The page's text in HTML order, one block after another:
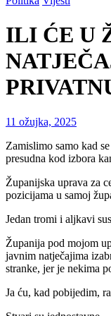
ILI ĆE U
11 ožujka, 2025
Zamislimo samo kad
presudna kod izbora
Županijska uprava za
pozicijama u samoj
Jedan tromi i aljkavi
Županija pod mojom
javnim natječajima
stranke, jer je nekima
Ja ću, kad pobijedim,